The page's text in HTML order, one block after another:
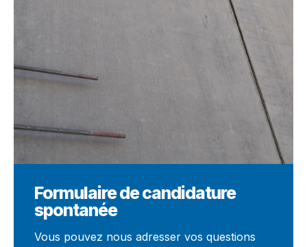
Formulaire de candidature
spontanée
Vous pouvez nous adresser vos questions